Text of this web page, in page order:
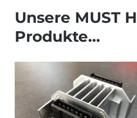
Unsere MUST
Produkte…